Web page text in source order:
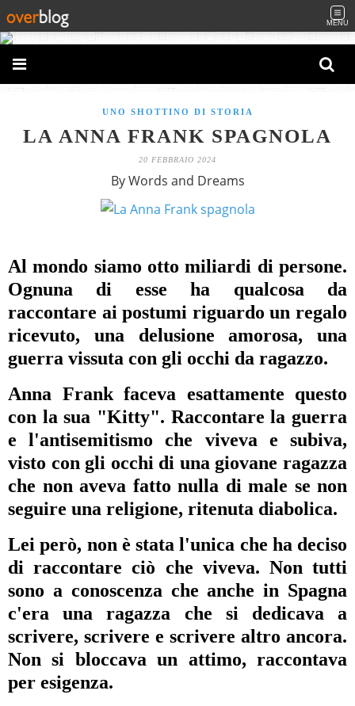
MENU
UNO SHOTTINO DI STORIA
LA ANNA FRANK SPAGNOLA
20 FEBBRAIO 2024
By Words and Dreams
Al mondo siamo otto miliardi di persone.
Ognuna di esse ha qualcosa da
raccontare ai postumi riguardo un regalo
ricevuto, una delusione amorosa, una
guerra vissuta con gli occhi da ragazzo.
Anna Frank faceva esattamente questo
con la sua "Kitty". Raccontare la guerra
e l'antisemitismo che viveva e subiva,
visto con gli occhi di una giovane ragazza
che non aveva fatto nulla di male se non
seguire una religione, ritenuta diabolica.
Lei però, non è stata l'unica che ha deciso
di raccontare ciò che viveva. Non tutti
sono a conoscenza che anche in Spagna
c'era una ragazza che si dedicava a
scrivere, scrivere e scrivere altro ancora.
Non si bloccava un attimo, raccontava
per esigenza.